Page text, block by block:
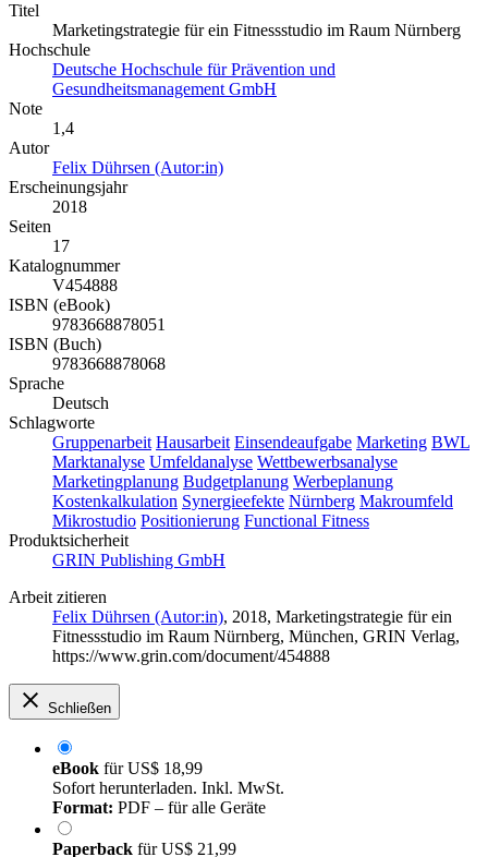
Titel
Marketingstrategie für ein Fitnessstudio im Raum Nürnberg
Hochschule
Deutsche Hochschule für Prävention und
Gesundheitsmanagement GmbH
Note
1,4
Autor
Felix Dührsen (Autor:in)
Erscheinungsjahr
2018
Seiten
17
Katalognummer
V454888
ISBN (eBook)
9783668878051
ISBN (Buch)
9783668878068
Sprache
Deutsch
Schlagworte
Gruppenarbeit Hausarbeit Einsendeaufgabe Marketing BWL
Marktanalyse Umfeldanalyse Wettbewerbsanalyse
Marketingplanung Budgetplanung Werbeplanung
Kostenkalkulation Synergieefekte Nürnberg Makroumfeld
Mikrostudio Positionierung Functional Fitness
Produktsicherheit
GRIN Publishing GmbH
Arbeit zitieren
Felix Dührsen (Autor:in), 2018, Marketingstrategie für ein
Fitnessstudio im Raum Nürnberg, München, GRIN Verlag,
https://www.grin.com/document/454888
Schließen
eBook fürUS$ 18,99
Sofort herunterladen. Inkl. MwSt.
Format: PDF – für alle Geräte
Paperback fürUS$ 21,99